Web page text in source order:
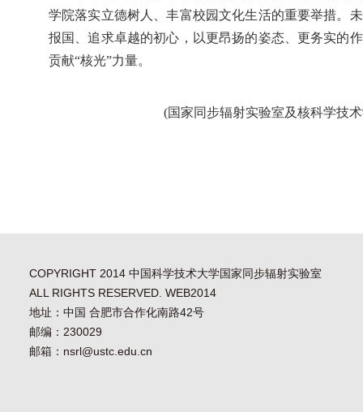
学院落实立德树人、丰富校园文化生活的重要举措。
报国、追求卓越的初心，以更昂扬的姿态、更务实的
贡献“核光”力量。
(国家同步辐射实验室及核科学技
COPYRIGHT 2014 中国科学技术大学国家同步辐射实验室
ALL RIGHTS RESERVED. WEB2014
地址：中国 合肥市合作化南路42号
邮编：230029
邮箱：nsrl@ustc.edu.cn